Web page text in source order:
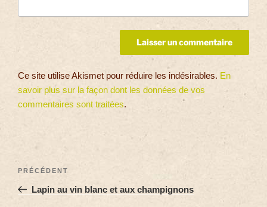
Ce site utilise Akismet pour réduire les indésirables. En
savoir plus sur la façon dont les données de vos
commentaires sont traitées.
PRÉCÉDENT
Lapin au vin blanc et aux champignons